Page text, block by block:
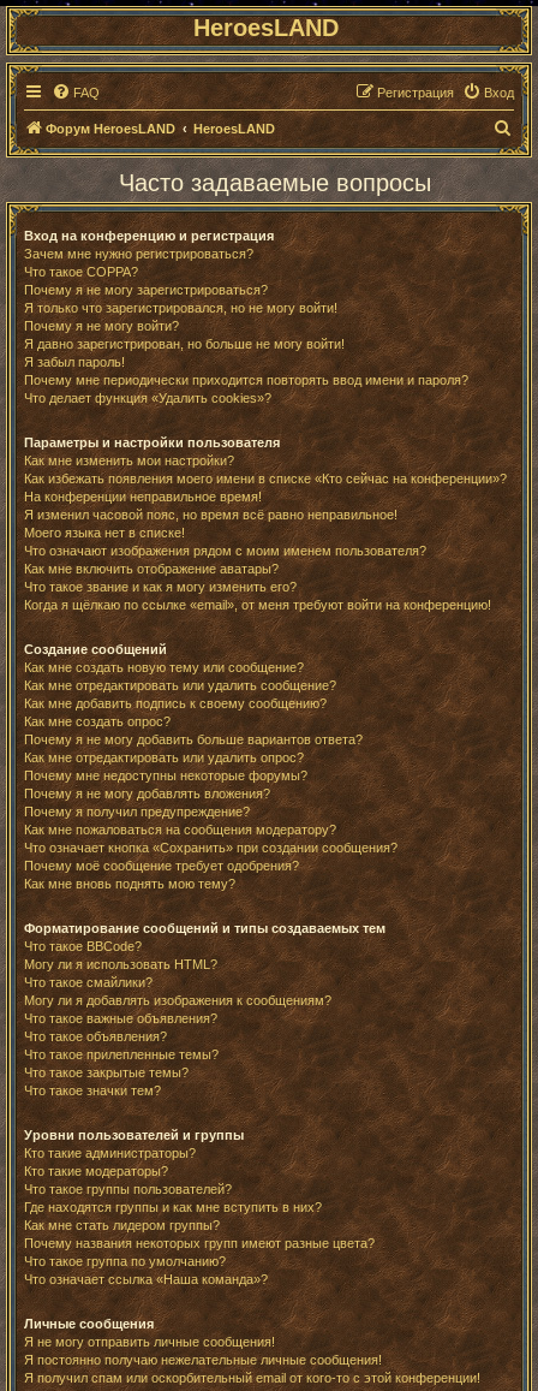
HeroesLAND
FAQ Вход
Регистрация
Форум HeroesLAND HeroesLAND
П
о
с
Часто задаваемые вопросы
Вход на конференцию и регистрация
Зачем мне нужно регистрироваться?
Что такое COPPA?
Почему я не могу зарегистрироваться?
Я только что зарегистрировался, но не могу войти!
Почему я не могу войти?
Я давно зарегистрирован, но больше не могу войти!
Я забыл пароль!
Почему мне периодически приходится повторять ввод имени и пароля?
Что делает функция «Удалить cookies»?
Параметры и настройки пользователя
Как мне изменить мои настройки?
Как избежать появления моего имени в списке «Кто сейчас на конференции»?
На конференции неправильное время!
Я изменил часовой пояс, но время всё равно неправильное!
Моего языка нет в списке!
Что означают изображения рядом с моим именем пользователя?
Как мне включить отображение аватары?
Что такое звание и как я могу изменить его?
Когда я щёлкаю по ссылке «email», от меня требуют войти на конференцию!
Создание сообщений
Как мне создать новую тему или сообщение?
Как мне отредактировать или удалить сообщение?
Как мне добавить подпись к своему сообщению?
Как мне создать опрос?
Почему я не могу добавить больше вариантов ответа?
Как мне отредактировать или удалить опрос?
Почему мне недоступны некоторые форумы?
Почему я не могу добавлять вложения?
Почему я получил предупреждение?
Как мне пожаловаться на сообщения модератору?
Что означает кнопка «Сохранить» при создании сообщения?
Почему моё сообщение требует одобрения?
Как мне вновь поднять мою тему?
Форматирование сообщений и типы создаваемых тем
Что такое BBCode?
Могу ли я использовать HTML?
Что такое смайлики?
Могу ли я добавлять изображения к сообщениям?
Что такое важные объявления?
Что такое объявления?
Что такое прилепленные темы?
Что такое закрытые темы?
Что такое значки тем?
Уровни пользователей и группы
Кто такие администраторы?
Кто такие модераторы?
Что такое группы пользователей?
Где находятся группы и как мне вступить в них?
Как мне стать лидером группы?
Почему названия некоторых групп имеют разные цвета?
Что такое группа по умолчанию?
Что означает ссылка «Наша команда»?
Личные сообщения
Я не могу отправить личные сообщения!
Я постоянно получаю нежелательные личные сообщения!
Я получил спам или оскорбительный email от кого-то с этой конференции!